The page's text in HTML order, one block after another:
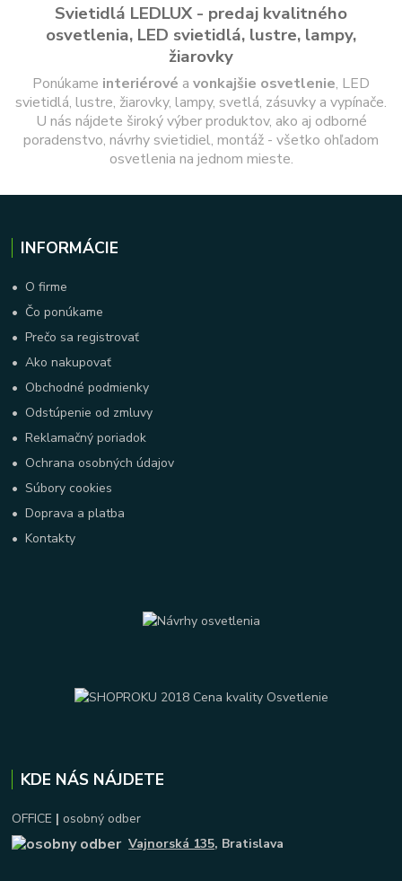
Svietidlá LEDLUX - predaj kvalitného
osvetlenia, LED svietidlá, lustre, lampy,
žiarovky
Ponúkame interiérové a vonkajšie osvetlenie, LED
svietidlá, lustre, žiarovky, lampy, svetlá, zásuvky a vypínače.
U nás nájdete široký výber produktov, ako aj odborné
poradenstvo, návrhy svietidiel, montáž - všetko ohľadom
osvetlenia na jednom mieste.
INFORMÁCIE
• O firme
• Čo ponúkame
•Prečo sa registrovať
•Ako nakupovať
• Obchodné podmienky
• Odstúpenie od zmluvy
•Reklamačný poriadok
• Ochrana osobných údajov
•Súbory cookies
•Doprava a platba
•Kontakty
KDE NÁS NÁJDETE
OFFICE | osobný odber
Vajnorská 135, Bratislava